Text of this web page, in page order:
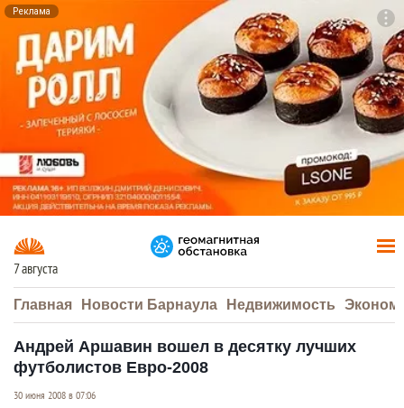
Реклама
7 августа
Главная Новости Барнаула Недвижимость
Андрей Аршавин вошел в десятку лучших
футболистов Евро-2008
30 июня 2008 в 07:06